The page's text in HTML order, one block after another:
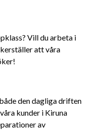
Vill du arbeta i
att våra
den dagliga driften
kunder i Kiruna
av